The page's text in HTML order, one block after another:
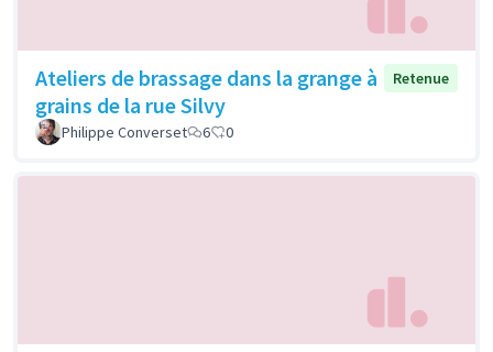
Ateliers de brassage dans la grange à
grains de la rue Silvy
Retenue
Philippe Converset 6 0